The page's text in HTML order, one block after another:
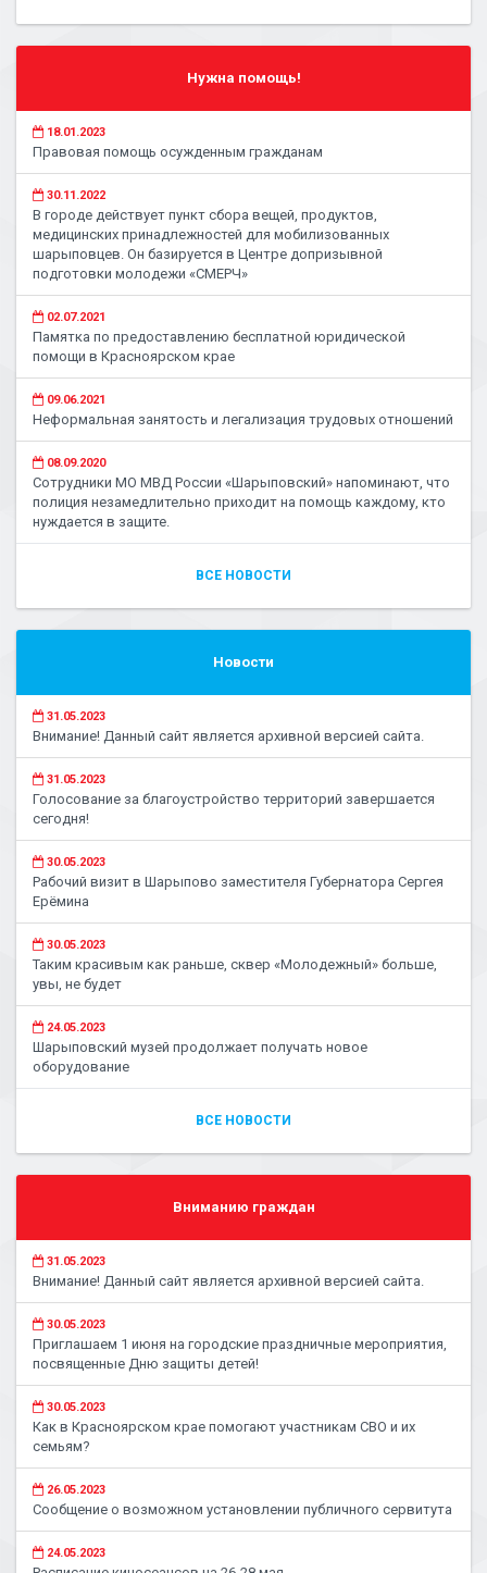
Нужна помощь!
18.01.2023
Правовая помощь осужденным гражданам
30.11.2022
В городе действует пункт сбора вещей, продуктов,
медицинских принадлежностей для мобилизованных
шарыповцев. Он базируется в Центре допризывной
подготовки молодежи «СМЕРЧ»
02.07.2021
Памятка по предоставлению бесплатной юридической
помощи в Красноярском крае
09.06.2021
Неформальная занятость и легализация трудовых отношений
08.09.2020
Сотрудники МО МВД России «Шарыповский» напоминают, что
полиция незамедлительно приходит на помощь каждому, кто
нуждается в защите.
ВСЕ НОВОСТИ
Новости
31.05.2023
Внимание! Данный сайт является архивной версией сайта.
31.05.2023
Голосование за благоустройство территорий завершается
сегодня!
30.05.2023
Рабочий визит в Шарыпово заместителя Губернатора Сергея
Ерёмина
30.05.2023
Таким красивым как раньше, сквер «Молодежный» больше,
увы, не будет
24.05.2023
Шарыповский музей продолжает получать новое
оборудование
ВСЕ НОВОСТИ
Вниманию граждан
31.05.2023
Внимание! Данный сайт является архивной версией сайта.
30.05.2023
Приглашаем 1 июня на городские праздничные мероприятия,
посвященные Дню защиты детей!
30.05.2023
Как в Красноярском крае помогают участникам СВО и их
семьям?
26.05.2023
Сообщение о возможном установлении публичного сервитута
24.05.2023